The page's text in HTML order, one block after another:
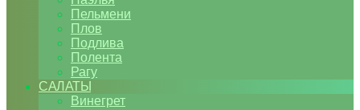
Пельмени
Плов
Подлива
Полента
Рагу
САЛАТЫ
Винегрет